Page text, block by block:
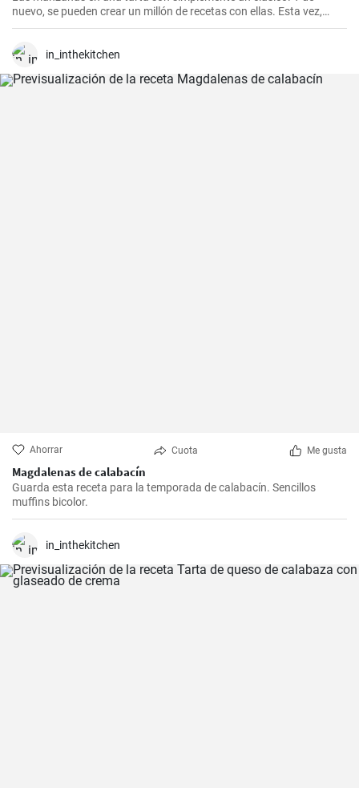
nuevo, se pueden crear un millón de recetas con ellas. Esta vez,
probé una versión invertida, complementando las manzanas con
in_inthekitchen
Ahorrar Cuota Me gusta
Magdalenas de calabacín
Guarda esta receta para la temporada de calabacín. Sencillos
muffins bicolor.
in_inthekitchen